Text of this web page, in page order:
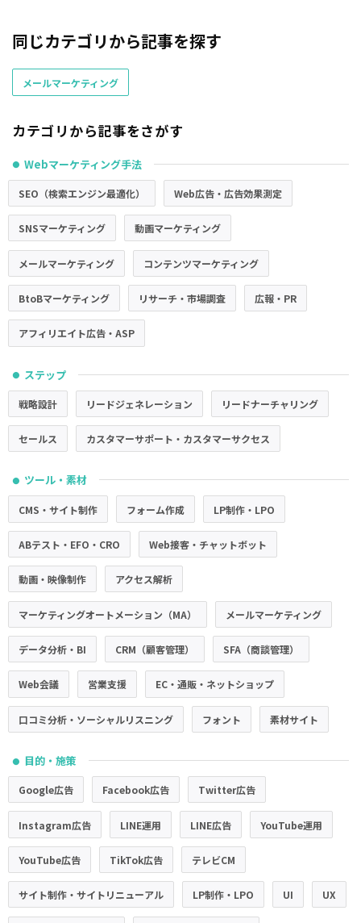
同じカテゴリから記事を探す
メールマーケティング
カテゴリから記事をさがす
● Webマーケティング手法
SEO（検索エンジン最適化） Web広告・広告効果測定
SNSマーケティング 動画マーケティング
メールマーケティング コンテンツマーケティング
BtoBマーケティング リサーチ・市場調査 広報・PR
アフィリエイト広告・ASP
● ステップ
戦略設計 リードジェネレーション リードナーチャリング
セールス カスタマーサポート・カスタマーサクセス
● ツール・素材
CMS・サイト制作 フォーム作成 LP制作・LPO
ABテスト・EFO・CRO Web接客・チャットボット
動画・映像制作 アクセス解析
マーケティングオートメーション（MA） メールマーケティング
データ分析・BI CRM（顧客管理） SFA（商談管理）
Web会議 営業支援 EC・通販・ネットショップ
口コミ分析・ソーシャルリスニング フォント 素材サイト
● 目的・施策
Google広告 Facebook広告 Twitter広告
Instagram広告 LINE運用 LINE広告 YouTube運用
YouTube広告 TikTok広告 テレビCM
サイト制作・サイトリニューアル LP制作・LPO UI UX